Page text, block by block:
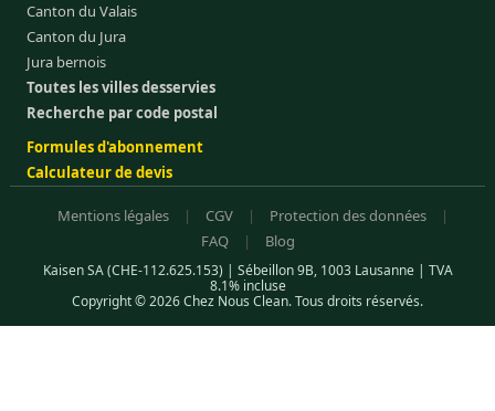
Canton du Valais
Canton du Jura
Jura bernois
Toutes les villes desservies
Recherche par code postal
Formules d'abonnement
Calculateur de devis
Mentions légales | CGV | Protection des données
|
FAQ
| Blog
Kaisen SA (CHE-112.625.153) | Sébeillon 9B, 1003 Lausanne | TVA
8.1% incluse
Copyright © 2026 Chez Nous Clean. Tous droits réservés.